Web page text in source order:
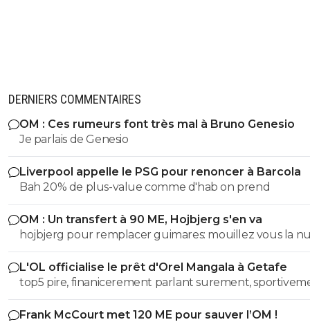
DERNIERS COMMENTAIRES
OM : Ces rumeurs font très mal à Bruno Genesio
Je parlais de Genesio
Liverpool appelle le PSG pour renoncer à Barcola
Bah 20% de plus-value comme d'hab on prend
OM : Un transfert à 90 ME, Hojbjerg s'en va
hojbjerg pour remplacer guimares: mouillez vous la
avant quand même
L'OL officialise le prêt d'Orel Mangala à Getafe
top5 pire, finanicerement parlant surement,
parlant on a eu des casseroles bien pire
Frank McCourt met 120 ME pour sauver l’OM !